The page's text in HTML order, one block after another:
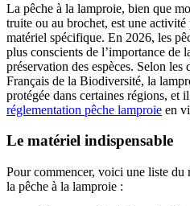
La pêche à la lamproie, bien que
truite ou au brochet, est une activité
matériel spécifique. En 2026, les
plus conscients de l’importance de
préservation des espèces. Selon les
Français de la Biodiversité, la
protégée dans certaines régions, et
réglementation pêche lamproie en
Le matériel indispensable
Pour commencer, voici une liste du
la pêche à la lamproie :